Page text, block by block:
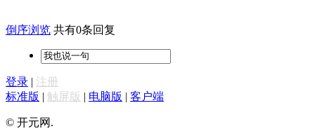
倒序浏览 共有0条回复
登录 | 注册
标准版 | 触屏版 | 电脑版 | 客户端
© 开元网.